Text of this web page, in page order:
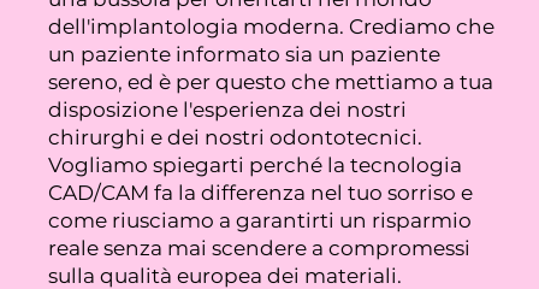
dell'implantologia moderna. Crediamo che
un paziente informato sia un paziente
sereno, ed è per questo che mettiamo a tua
disposizione l'esperienza dei nostri
chirurghi e dei nostri odontotecnici.
Vogliamo spiegarti perché la tecnologia
CAD/CAM fa la differenza nel tuo sorriso e
come riusciamo a garantirti un risparmio
reale senza mai scendere a compromessi
sulla qualità europea dei materiali.